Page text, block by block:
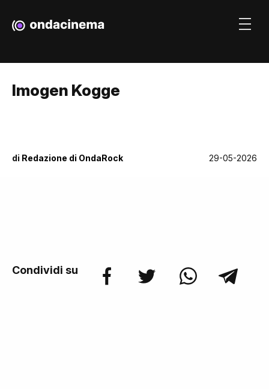
Imogen Kogge
di Redazione di OndaRock 29-05-2026
Condividi su